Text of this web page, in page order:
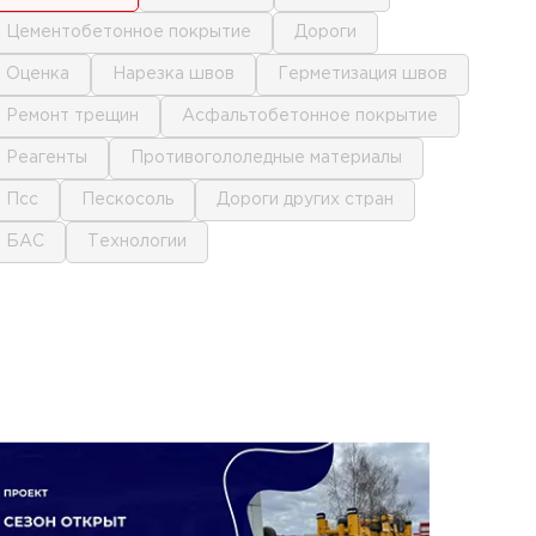
цементобетонное покрытие дороги
оценка нарезка швов герметизация швов
ремонт трещин асфальтобетонное покрытие
реагенты противогололедные материалы
псс пескосоль дороги других стран
БАС технологии